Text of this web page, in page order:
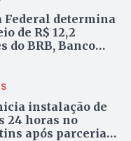
Federal determina
de R$ 12,2
do BRB, Banco
instalação de
24 horas no
após parceria